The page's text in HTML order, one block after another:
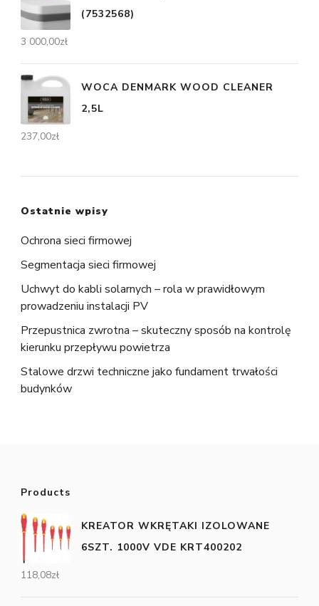
(7532568)
3 000,00zł
WOCA DENMARK WOOD CLEANER
2,5L
237,00zł
Ostatnie wpisy
Ochrona sieci firmowej
Segmentacja sieci firmowej
Uchwyt do kabli solarnych – rola w prawidłowym
prowadzeniu instalacji PV
Przepustnica zwrotna – skuteczny sposób na kontrolę
kierunku przepływu powietrza
Stalowe drzwi techniczne jako fundament trwałości
budynków
Products
KREATOR WKRĘTAKI IZOLOWANE
6SZT. 1000V VDE KRT400202
118,08zł